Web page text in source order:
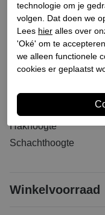
Leveranciercode
Categorie
Kleur
Bestelcode
Materiaal buitenkant
Materiaal binnenkant
Hakhoogte
Schachthoogte
Winkelvoorraad
technologie om je
volgen. Dat doen we
Lees hier alles over
'Oké' om te
we alleen functionele
cookies er geplaatst